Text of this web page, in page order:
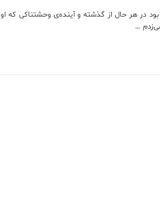
بود در هر حال از گذشته و آینده‌ی وحشتناکی که او
…